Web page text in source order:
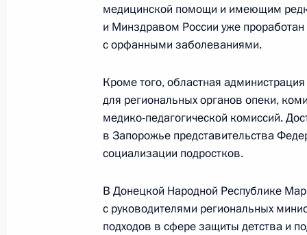
Перечень поручений по итогам
«Агентство стратегических
30 марта 2023 года, 19:30
Рабочая поездка Марии Львовой-
6 февраля 2023 года, 20:00
медицинской помощи и имеющим
и Минздравом России уже
с орфанными заболеваниями.
Кроме того, областная
для региональных органов опеки,
медико-педагогической комиссий.
в Запорожье представительства
социализации подростков.
В Донецкой Народной Республике
с руководителями региональных
подходов в сфере защиты детства и